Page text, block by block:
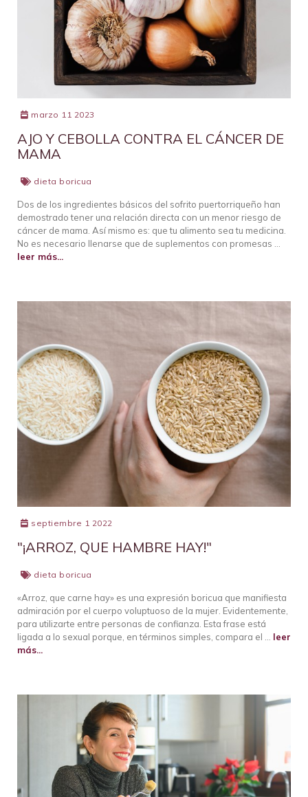
marzo 11 2023
AJO Y CEBOLLA CONTRA EL CÁNCER DE
MAMA
dieta boricua
Dos de los ingredientes básicos del sofrito puertorriqueño han
demostrado tener una relación directa con un menor riesgo de
cáncer de mama. Así mismo es: que tu alimento sea tu medicina.
No es necesario llenarse que de suplementos con promesas …
leer más...
septiembre 1 2022
"¡ARROZ, QUE HAMBRE HAY!"
dieta boricua
«Arroz, que carne hay» es una expresión boricua que manifiesta
admiración por el cuerpo voluptuoso de la mujer. Evidentemente,
para utilizarte entre personas de confianza. Esta frase está
ligada a lo sexual porque, en términos simples, compara el … leer
más...